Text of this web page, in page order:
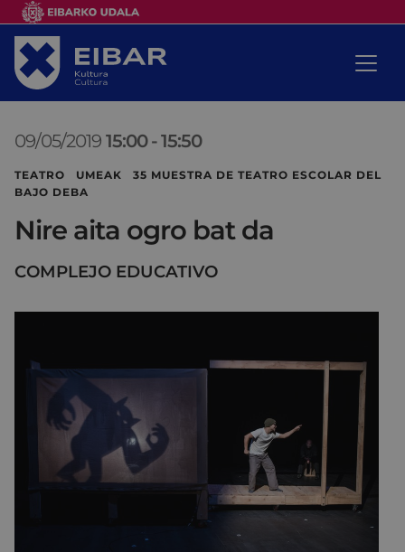
09/05/2019 15:00 -15:50
TEATRO UMEAK 35 MUESTRA DE TEATRO ESCOLAR DEL
BAJO DEBA
Nire aita ogro bat da
COMPLEJO EDUCATIVO